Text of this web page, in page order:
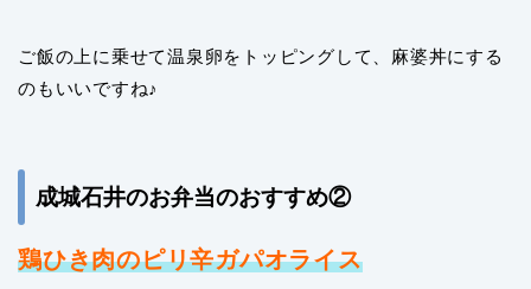
ご飯の上に乗せて温泉卵をトッピングして、麻婆丼にする
のもいいですね♪
成城石井のお弁当のおすすめ②
鶏ひき肉のピリ辛ガパオライス